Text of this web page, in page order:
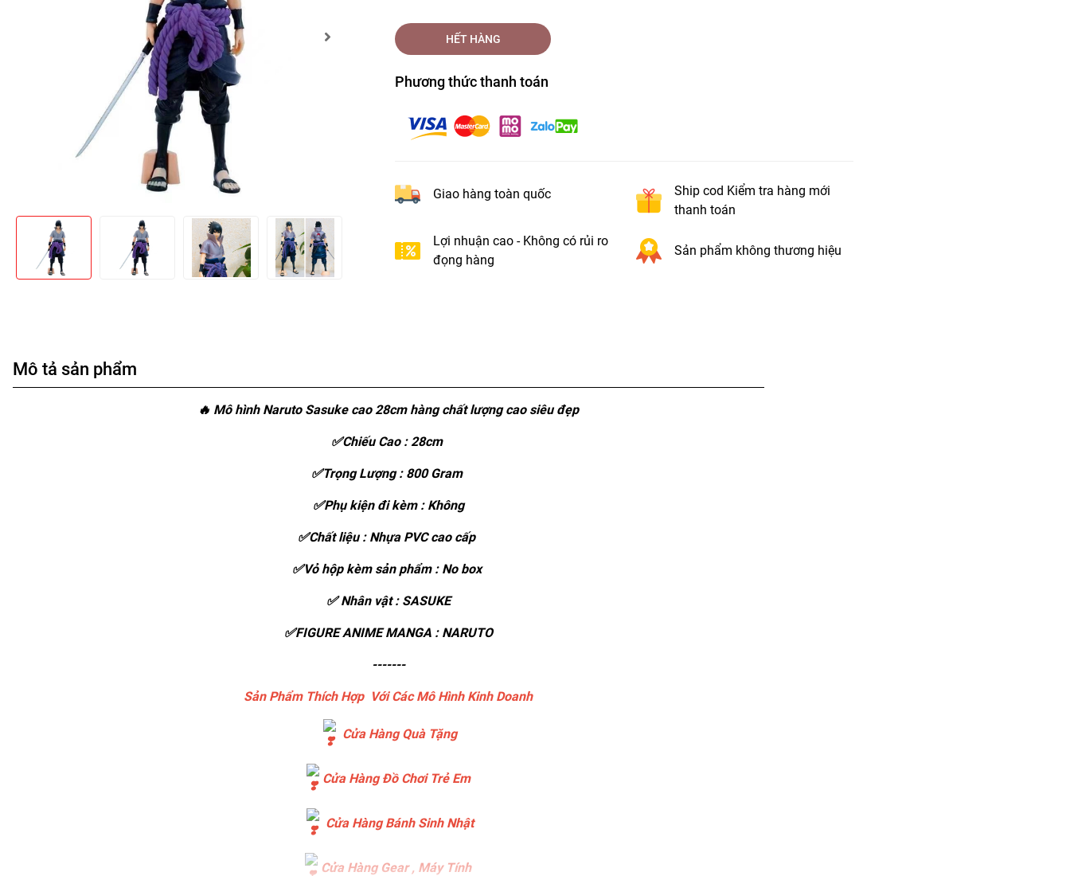
HẾT HÀNG
Phương thức thanh toán
Giao hàng toàn quốc
Ship cod Kiểm tra hàng mới
thanh toán
Lợi nhuận cao - Không có rủi ro
đọng hàng
Sản phẩm không thương hiệu
Mô tả sản phẩm
🔥 Mô hình Naruto Sasuke cao 28cm hàng chất lượng cao siêu đẹp
✅Chiếu Cao : 28cm
✅Trọng Lượng : 800 Gram
✅Phụ kiện đi kèm : Không
✅Chất liệu : Nhựa PVC cao cấp
✅Vỏ hộp kèm sản phẩm : No box
✅ Nhân vật : SASUKE
✅FIGURE ANIME MANGA : NARUTO
-------
Sản Phẩm Thích Hợp Với Các Mô Hình Kinh Doanh
Cửa Hàng Quà Tặng
Cửa Hàng Đồ Chơi Trẻ Em
Cửa Hàng Bánh Sinh Nhật
Cửa Hàng Gear , Máy Tính